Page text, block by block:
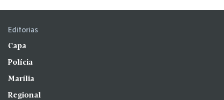
Editorias
Capa
Polícia
Marília
Regional